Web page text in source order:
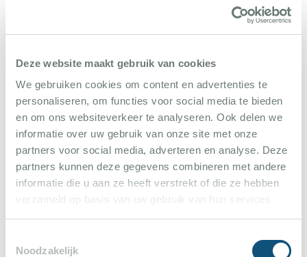
Deze website maakt gebruik van cookies
We gebruiken cookies om content en advertenties te
personaliseren, om functies voor social media te bieden
en om ons websiteverkeer te analyseren. Ook delen we
informatie over uw gebruik van onze site met onze
partners voor social media, adverteren en analyse. Deze
partners kunnen deze gegevens combineren met andere
informatie die u aan ze heeft verstrekt of die ze hebben
verzameld op basis van uw gebruik van hun services.
Noodzakelijk
Gesamteindruck der Villa
Magali Demeulemeestet
1 augustus 2023
Tolle Ferienanlage
10